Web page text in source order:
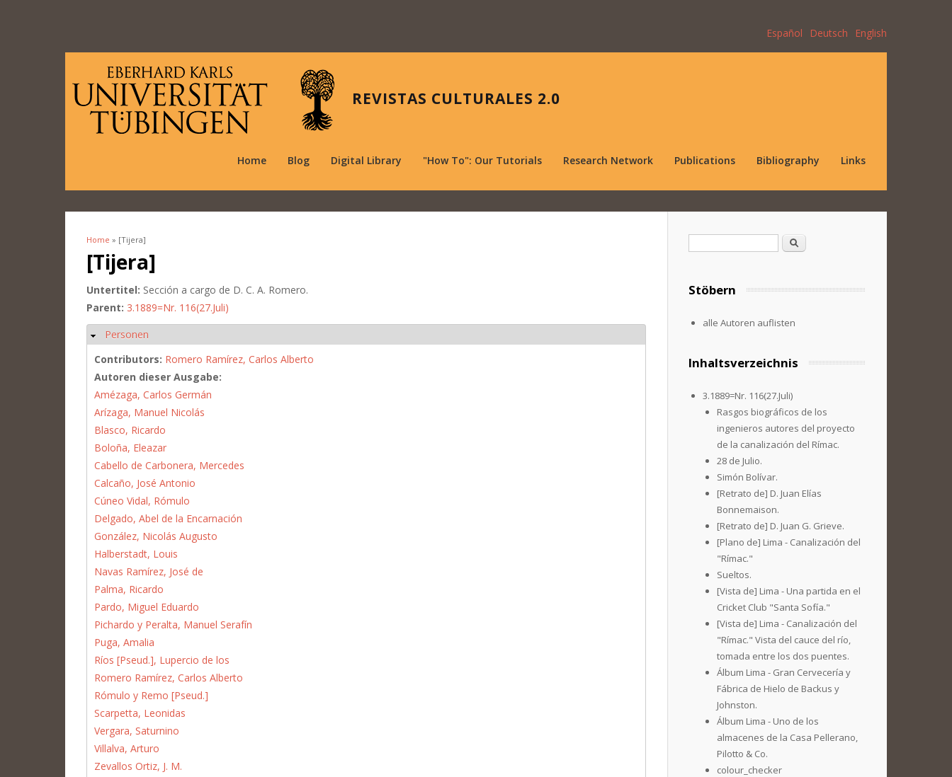
Español Deutsch English
REVISTAS CULTURALES 2.0
Home Blog Digital Library "How To": Our Tutorials Research Network Publications Bibliography Links
You are here
Home » [Tijera]
[Tijera]
Untertitel: Sección a cargo de D. C. A. Romero.
Parent: 3.1889=Nr. 116(27.Juli)
Hide
Personen
Contributors: Romero Ramírez, Carlos Alberto
Autoren dieser Ausgabe:
Amézaga, Carlos Germán
Arízaga, Manuel Nicolás
Blasco, Ricardo
Boloña, Eleazar
Cabello de Carbonera, Mercedes
Calcaño, José Antonio
Cúneo Vidal, Rómulo
Delgado, Abel de la Encarnación
González, Nicolás Augusto
Halberstadt, Louis
Navas Ramírez, José de
Palma, Ricardo
Pardo, Miguel Eduardo
Pichardo y Peralta, Manuel Serafín
Puga, Amalia
Ríos [Pseud.], Lupercio de los
Romero Ramírez, Carlos Alberto
Rómulo y Remo [Pseud.]
Scarpetta, Leonidas
Vergara, Saturnino
Villalva, Arturo
Zevallos Ortiz, J. M.
Search
Stöbern
alle Autoren auflisten
Inhaltsverzeichnis
3.1889=Nr. 116(27.Juli)
Rasgos biográficos de los
ingenieros autores del proyecto
de la canalización del Rímac.
28 de Julio.
Simón Bolívar.
[Retrato de] D. Juan Elías
Bonnemaison.
[Retrato de] D. Juan G. Grieve.
[Plano de] Lima - Canalización del
"Rímac."
Sueltos.
[Vista de] Lima - Una partida en el
Cricket Club "Santa Sofía."
[Vista de] Lima - Canalización del
"Rímac." Vista del cauce del río,
tomada entre los dos puentes.
Álbum Lima - Gran Cervecería y
Fábrica de Hielo de Backus y
Johnston.
Álbum Lima - Uno de los
almacenes de la Casa Pellerano,
Pilotto & Co.
colour_checker